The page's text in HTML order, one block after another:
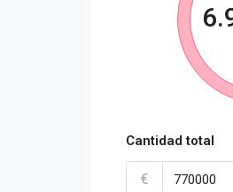
Cantidad total
€